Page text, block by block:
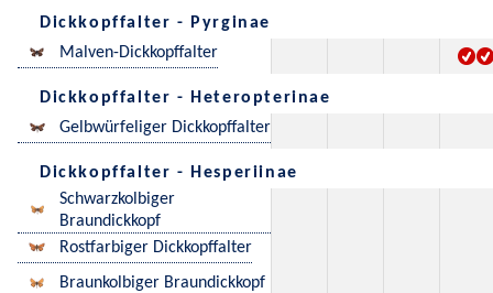
Dickkopffalter - Pyrginae
Malven-Dickkopffalter
Dickkopffalter - Heteropterinae
Gelbwürfeliger Dickkopffalter
Dickkopffalter - Hesperiinae
Schwarzkolbiger
Braundickkopf
Rostfarbiger Dickkopffalter
Braunkolbiger Braundickkopf